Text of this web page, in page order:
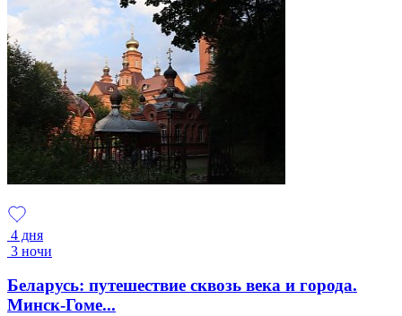
4 дня
3 ночи
Беларусь: путешествие сквозь века и города.
Минск-Гоме...